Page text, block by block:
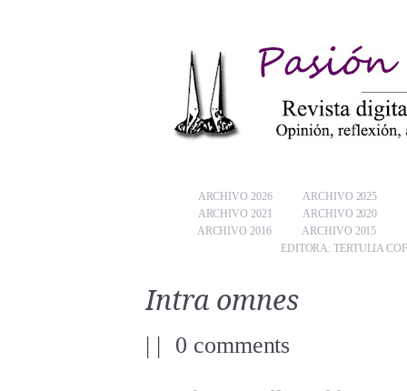
ARCHIVO 2026
ARCHIVO 2025
ARCHIVO 2021
ARCHIVO 2020
ARCHIVO 2016
ARCHIVO 2015
EDITORA: TERTULIA
Intra omnes
| | 0 comments